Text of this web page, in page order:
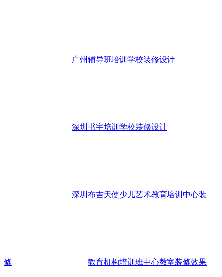
广州辅导班培训学校装修设计
深圳书宇培训学校装修设计
深圳布吉天使少儿艺术教育培训中心装
修 教育机构培训班中心教室装修效果